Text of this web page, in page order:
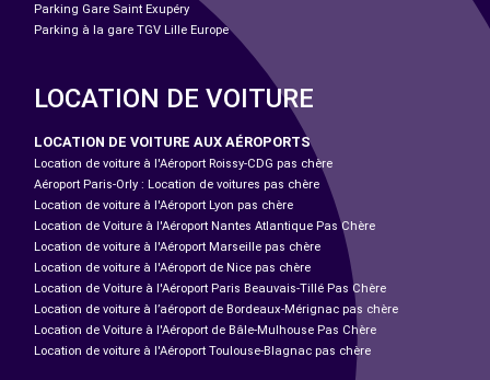
Parking Gare Saint Exupéry
Parking à la gare TGV Lille Europe
LOCATION DE VOITURE
LOCATION DE VOITURE AUX AÉROPORTS
Location de voiture à l'Aéroport Roissy-CDG pas chère
Aéroport Paris-Orly : Location de voitures pas chère
Location de voiture à l'Aéroport Lyon pas chère
Location de Voiture à l'Aéroport Nantes Atlantique Pas Chère
Location de voiture à l'Aéroport Marseille pas chère
Location de voiture à l'Aéroport de Nice pas chère
Location de Voiture à l'Aéroport Paris Beauvais-Tillé Pas Chère
Location de voiture à l’aéroport de Bordeaux-Mérignac pas chère
Location de Voiture à l'Aéroport de Bâle-Mulhouse Pas Chère
Location de voiture à l'Aéroport Toulouse-Blagnac pas chère